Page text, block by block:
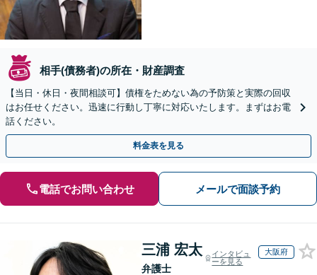
相手(債務者)の所在・財産調査
【当日・休日・夜間相談可】債権をためない為の予防策と実際の回収
はお任せください。迅速に行動し丁寧に対応いたします。まずはお電
話ください。
料金表を見る
電話でお問い合わせ メールで面談予約
三浦 宏太
弁護士
インタビュ
ーを見る
大阪府